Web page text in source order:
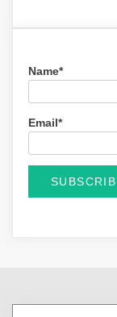
Name*
Email*